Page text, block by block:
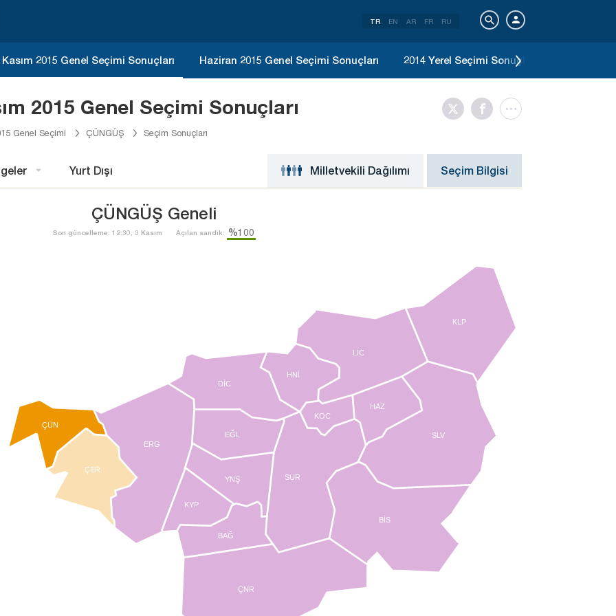
TR EN AR FR RU
Kasım 2015 Genel Seçimi Sonuçları Haziran 2015 Genel Seçimi Sonuçları 2014 Yerel Seçimi Sonuçları
2015 Genel Seçimi Sonuçları
Genel Seçimi ÇÜNGÜŞ Seçim Sonuçları
Yurt Dışı Milletvekili Dağılımı Seçim Bilgisi
ÇÜNGÜŞ Geneli
Son güncelleme: 12:30, 3 Kasım Açılan sandık: %100
BİS
ÇER
ÇNR
ÇÜN
DİC
ERG
HNİ
HAZ
KLP
LİC
SLV
EĞL
KOC
BAĞ
KYP
SUR
YNŞ